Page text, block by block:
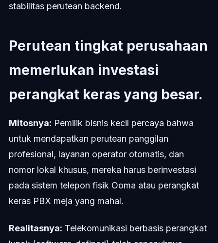
stabilitas perutean backend.
Perutean tingkat perusahaan
memerlukan investasi
perangkat keras yang besar.
Mitosnya: Pemilik bisnis kecil percaya bahwa
untuk mendapatkan perutean panggilan
profesional, layanan operator otomatis, dan
nomor lokal khusus, mereka harus berinvestasi
pada sistem telepon fisik Ooma atau perangkat
keras PBX meja yang mahal.
Realitasnya: Telekomunikasi berbasis perangkat